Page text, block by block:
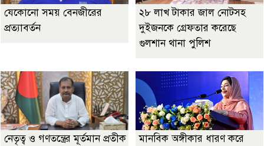
যেকোনো সময় বেনজীরের
প্রত্যাবর্তন
২৮ লাখ টাকার জাল নোটসহ
দুইজনকে গ্রেফতার করেছে
গুলশান থানা পুলিশ
নেতৃত্ব ও গণতন্ত্রের মূর্তমান প্রতীক
মানবিক অঙ্গীকার ধারণ করে